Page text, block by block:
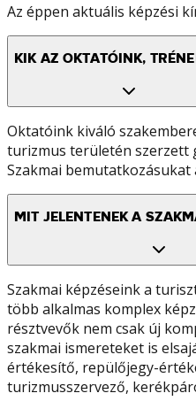
Az éppen aktuális képzési
KIK AZ OKTATÓINK,
Oktatóink kiváló
turizmus területén szerzett
Szakmai bemutatkozásukat
MIT JELENTENEK A
Szakmai képzéseink a
több alkalmas komplex
résztvevők nem csak új
szakmai ismereteket is
értékesítő, repülőjegy-
turizmusszervező,